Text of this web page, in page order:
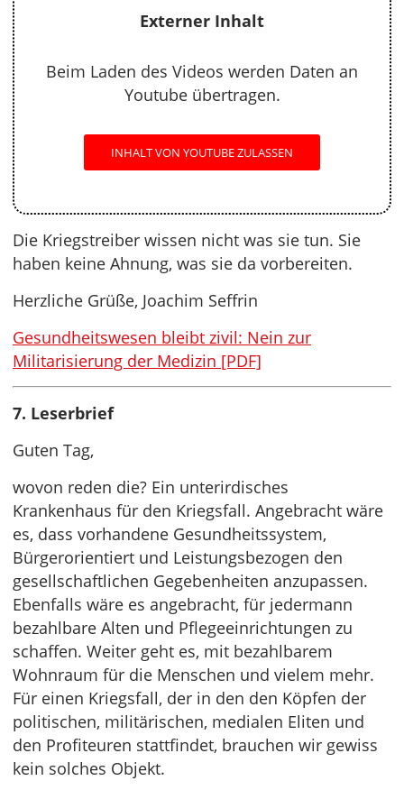
Externer Inhalt
Beim Laden des Videos werden Daten an
Youtube übertragen.
INHALT VON YOUTUBE ZULASSEN
Die Kriegstreiber wissen nicht was sie tun. Sie
haben keine Ahnung, was sie da vorbereiten.
Herzliche Grüße, Joachim Seffrin
Gesundheitswesen bleibt zivil: Nein zur
Militarisierung der Medizin [PDF]
7. Leserbrief
Guten Tag,
wovon reden die? Ein unterirdisches
Krankenhaus für den Kriegsfall. Angebracht wäre
es, dass vorhandene Gesundheitssystem,
Bürgerorientiert und Leistungsbezogen den
gesellschaftlichen Gegebenheiten anzupassen.
Ebenfalls wäre es angebracht, für jedermann
bezahlbare Alten und Pflegeeinrichtungen zu
schaffen. Weiter geht es, mit bezahlbarem
Wohnraum für die Menschen und vielem mehr.
Für einen Kriegsfall, der in den den Köpfen der
politischen, militärischen, medialen Eliten und
den Profiteuren stattfindet, brauchen wir gewiss
kein solches Objekt.